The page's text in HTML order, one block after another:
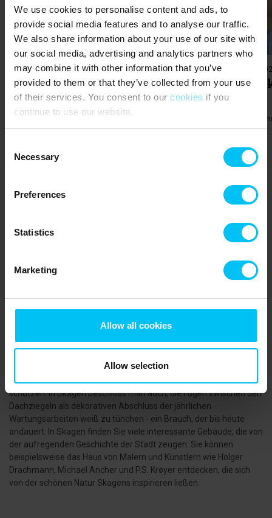
We use cookies to personalise content and ads, to
provide social media features and to analyse our traffic.
We also share information about your use of our site with
our social media, advertising and analytics partners who
may combine it with other information that you’ve
provided to them or that they’ve collected from your use
of their services. You consent to our cookies if you
continue to use our website.
Selection
Necessary
Preferences
Statistics
Marketing
Allow all cookies
Allow selection
Ferienhaus 022110 • Skiveren
Niels Skiverens Vej 1-3, lejl. 10,
Ferienhaus
Max 4
Skagen ist Dänemarks nördlichste Stadt und ein Reiseziel, das
Ziegeldächern und weißen Dachfugen. Nach Ansicht der Skagboer
liegt der Grund für das charakteristische Erscheinungsbild der
Ästhetik, da es in Westjütland seit Langem Tradition ist, die
Dachziegel von außen zu verfugen, um sie vor Wind und Wetter zu
schützen. In Skagen beschloss man auch, die Fugen zwischen den
Dachziegeln als dekorativen Abschluss der jährlichen
Wartungsarbeiten weiß zu tünchen - ein Brauch, der bis heute
andauert. In Skagen finden Sie viele interessante Gebäude, die von
der aufregenden Geschichte der Stadt zeugen. Sie können
beispielsweise das Haus von Malern und Künstlern wie Holger
Drachmann, Michael Ancher und P.S. Krøyer entdecken, die sich
von der schönen Natur Skagens inspirieren ließen.